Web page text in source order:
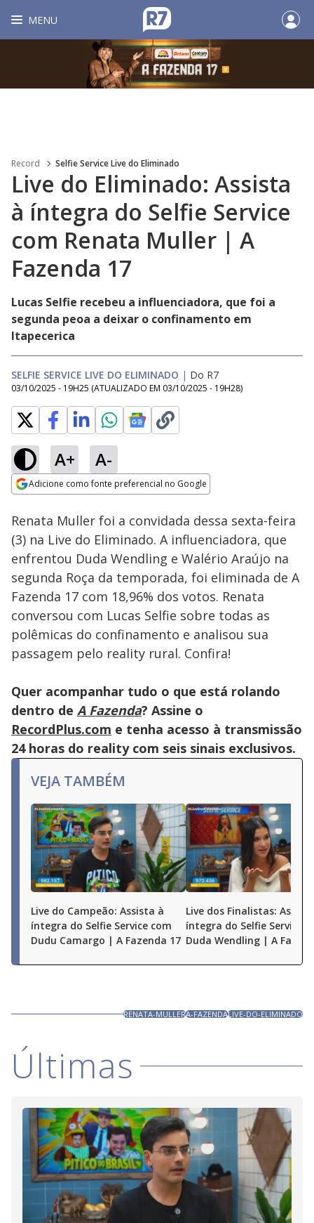
MENU
Record Selfie Service Live do Eliminado
Live do Eliminado: Assista
à íntegra do Selfie Service
com Renata Muller | A
Fazenda 17
Lucas Selfie recebeu a influenciadora, que foi a
segunda peoa a deixar o confinamento em
Itapecerica
SELFIE SERVICE LIVE DO ELIMINADO | Do R7
03/10/2025 - 19H25 (ATUALIZADO EM 03/10/2025 - 19H28)
A+ A-
Adicione como fonte preferencial no Google
Ativar
Loaded :
0.70%
Renata Muller foi a convidada dessa sexta-feira
(3) na Live do Eliminado. A influenciadora, que
enfrentou Duda Wendling e Walério Araújo na
segunda Roça da temporada, foi eliminada de A
Fazenda 17 com 18,96% dos votos. Renata
conversou com Lucas Selfie sobre todas as
polêmicas do confinamento e analisou sua
passagem pelo reality rural. Confira!
Quer acompanhar tudo o que está rolando
dentro de A Fazenda? Assine o
RecordPlus.com e tenha acesso à transmissão
24 horas do reality com seis sinais exclusivos.
VEJA TAMBÉM
Live do Campeão: Assista à
íntegra do Selfie Service com
Dudu Camargo | A Fazenda 17
Live dos Finalistas:
íntegra do Selfie Service
Duda Wendling | A
RENATA-MULLERA-FAZENDALIVE-DO-ELIMINADO
Últimas